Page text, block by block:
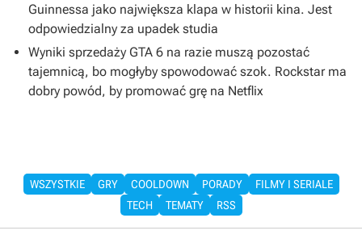
Guinnessa jako największa klapa w historii kina. Jest
odpowiedzialny za upadek studia
Wyniki sprzedaży GTA 6 na razie muszą pozostać
tajemnicą, bo mogłyby spowodować szok. Rockstar ma
dobry powód, by promować grę na Netflix
WSZYSTKIE GRY COOLDOWN PORADY
FILMY I SERIALE
TECH
TEMATY RSS